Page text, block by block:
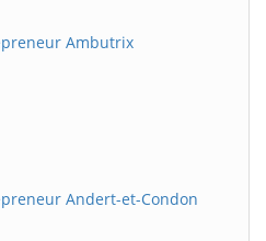
Ambutrix
Andert-et-Condon